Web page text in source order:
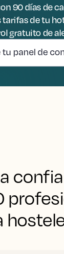
90 días de
tarifas de tu
gratuito de
tu panel de